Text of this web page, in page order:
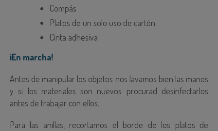
Compás
Platos de un solo uso de cartón
Cinta adhesiva
¡En marcha!
Antes de manipular los objetos nos lavamos bien las manos
y si los materiales son nuevos procurad desinfectarlos
antes de trabajar con ellos.
Para las anillas, recortamos el borde de los platos de